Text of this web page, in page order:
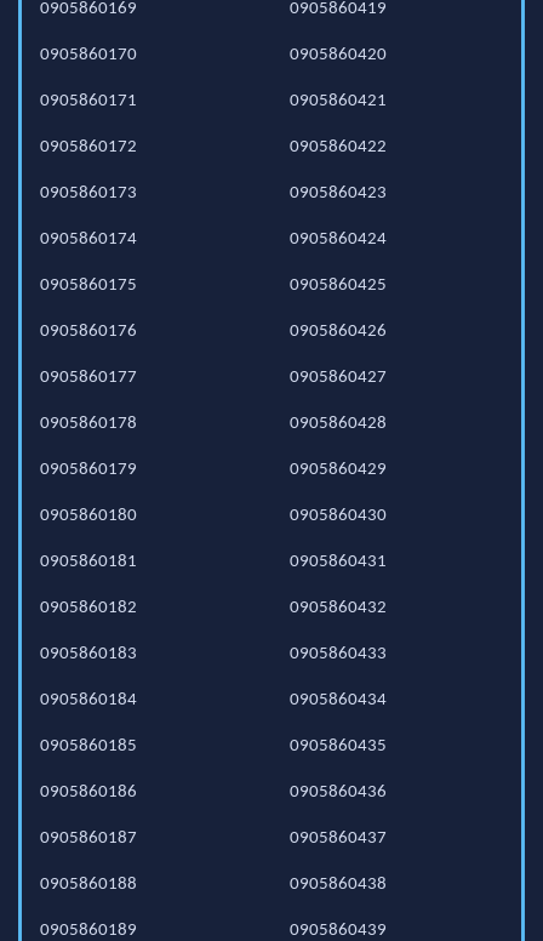
0905860169
0905860170
0905860171
0905860172
0905860173
0905860174
0905860175
0905860176
0905860177
0905860178
0905860179
0905860180
0905860181
0905860182
0905860183
0905860184
0905860185
0905860186
0905860187
0905860188
0905860189
0905860419
0905860420
0905860421
0905860422
0905860423
0905860424
0905860425
0905860426
0905860427
0905860428
0905860429
0905860430
0905860431
0905860432
0905860433
0905860434
0905860435
0905860436
0905860437
0905860438
0905860439